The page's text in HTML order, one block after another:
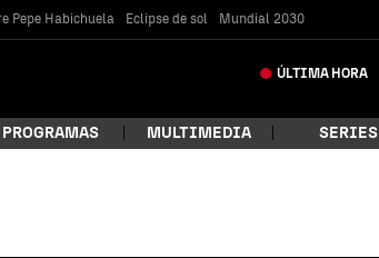
Pepe Habichuela Eclipse de sol Mundial 2030
ÚLTIMA HORA
PROGRAMAS MULTIMEDIA SERIES